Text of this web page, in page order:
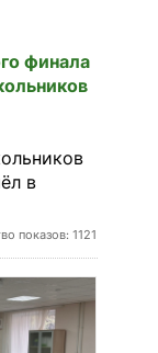
финала
в
показов: 1121